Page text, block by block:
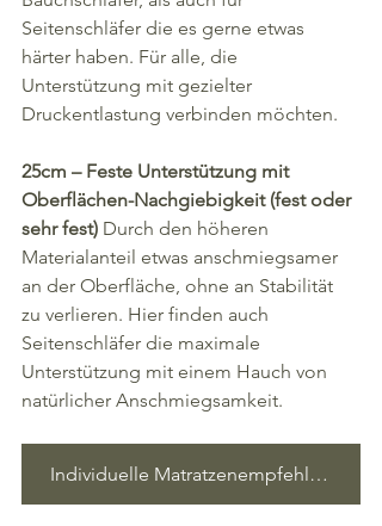
Seitenschläfer die es gerne etwas
härter haben. Für alle, die
Unterstützung mit gezielter
Druckentlastung verbinden möchten.
25cm – Feste Unterstützung mit
Oberflächen-Nachgiebigkeit (fest oder
sehr fest) Durch den höheren
Materialanteil etwas anschmiegsamer
an der Oberfläche, ohne an Stabilität
zu verlieren. Hier finden auch
Seitenschläfer die maximale
Unterstützung mit einem Hauch von
natürlicher Anschmiegsamkeit.
Individuelle Matratzenempfehlung erhalten